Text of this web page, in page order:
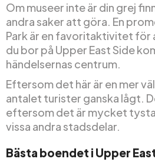
Om museer inte är din grej
andra saker att göra. En
Park är en favoritaktivitet för
du bor på Upper East Side
händelsernas centrum.
Eftersom det här är en mer
antalet turister ganska lågt.
eftersom det är mycket
vissa andra stadsdelar.
Bästa boendet i Upper